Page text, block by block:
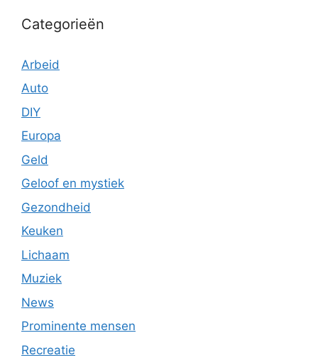
Categorieën
Arbeid
Auto
DIY
Europa
Geld
Geloof en mystiek
Gezondheid
Keuken
Lichaam
Muziek
News
Prominente mensen
Recreatie